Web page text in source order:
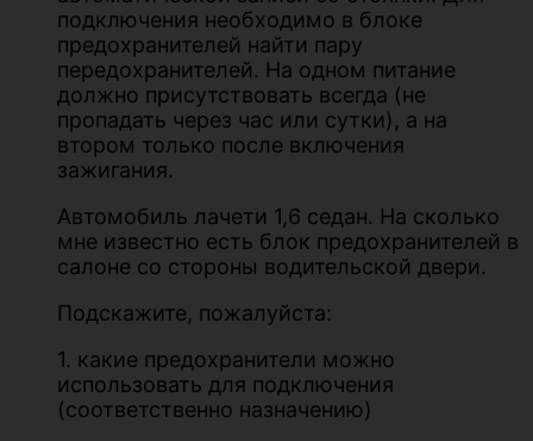
подключения необходимо в блоке
предохранителей найти пару
передохранителей. На одном питание
должно присутствовать всегда (не
пропадать через час или сутки), а на
втором только после включения
зажигания.
Автомобиль лачети 1,6 седан. На сколько
мне известно есть блок предохранителей в
салоне со стороны водительской двери.
Подскажите, пожалуйста:
1. какие предохранители можно
использовать для подключения
(соответственно назначению)